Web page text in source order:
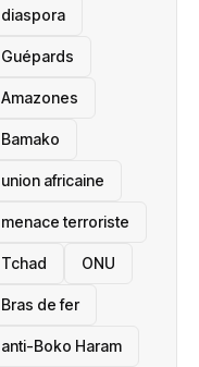
diaspora
Guépards
Amazones
Bamako
union africaine
menace terroriste
‎Tchad ONU
Bras de fer
anti-Boko Haram